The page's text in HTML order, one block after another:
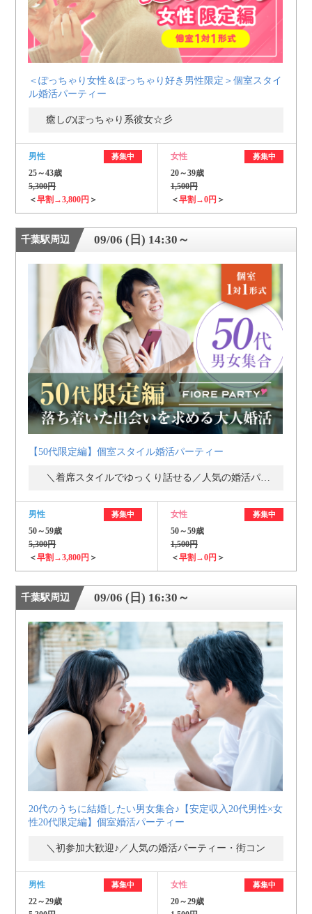
＜ぽっちゃり女性＆ぽっちゃり好き男性限定＞個室スタイ
ル婚活パーティー
癒しのぽっちゃり系彼女☆彡
男性 募集中
25～43歳
5,300円
＜早割→3,800円 ＞
女性 募集中
20～39歳
1,500円
＜早割→0円 ＞
千葉駅周辺 09/06 (日) 14:30～
【50代限定編】個室スタイル婚活パーティー
男性 募集中
50～59歳
5,300円
＜早割→3,800円 ＞
女性 募集中
50～59歳
1,500円
＜早割→0円 ＞
千葉駅周辺 09/06 (日) 16:30～
20代のうちに結婚したい男女集合♪【安定収入20代男性×女
性20代限定編】個室婚活パーティー
＼初参加大歓迎♪／人気の婚活パーティー・街コン
男性 募集中
22～29歳
女性 募集中
20～29歳